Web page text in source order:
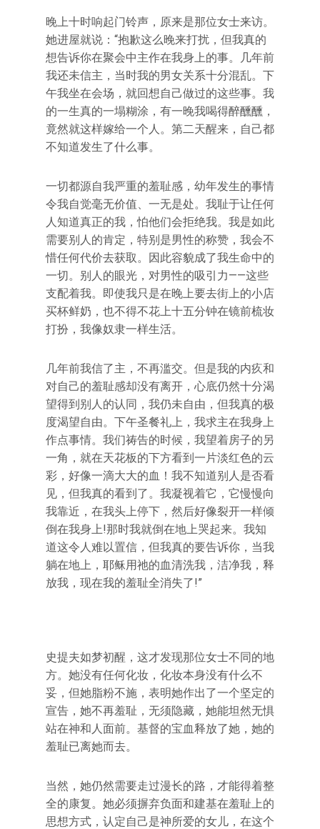
晚上十时响起门铃声，原来是那位女士来访。
她进屋就说：“抱歉这么晚来打扰，但我真的
想告诉你在聚会中主作在我身上的事。几年前
我还未信主，当时我的男女关系十分混乱。下
午我坐在会场，就回想自己做过的这些事。我
的一生真的一塌糊涂，有一晚我喝得醉醺醺，
竟然就这样嫁给一个人。第二天醒来，自己都
不知道发生了什么事。
一切都源自我严重的羞耻感，幼年发生的事情
令我自觉毫无价值、一无是处。我耻于让任何
人知道真正的我，怕他们会拒绝我。我是如此
需要别人的肯定，特别是男性的称赞，我会不
惜任何代价去获取。因此容貌成了我生命中的
一切。别人的眼光，对男性的吸引力——这些
支配着我。即使我只是在晚上要去街上的小店
买杯鲜奶，也不得不花上十五分钟在镜前梳妆
打扮，我像奴隶一样生活。
几年前我信了主，不再滥交。但是我的内疚和
对自己的羞耻感却没有离开，心底仍然十分渴
望得到别人的认同，我仍未自由，但我真的极
度渴望自由。下午圣餐礼上，我求主在我身上
作点事情。我们祷告的时候，我望着房子的另
一角，就在天花板的下方看到一片淡红色的云
彩，好像一滴大大的血！我不知道别人是否看
见，但我真的看到了。我凝视着它，它慢慢向
我靠近，在我头上停下，然后好像裂开一样倾
倒在我身上!那时我就倒在地上哭起来。我知
道这令人难以置信，但我真的要告诉你，当我
躺在地上，耶稣用祂的血清洗我，洁净我，释
放我，现在我的羞耻全消失了!”
史提夫如梦初醒，这才发现那位女士不同的地
方。她没有任何化妆，化妆本身没有什么不
妥，但她脂粉不施，表明她作出了一个坚定的
宣告，她不再羞耻，无须隐藏，她能坦然无惧
站在神和人面前。基督的宝血释放了她，她的
羞耻已离她而去。
当然，她仍然需要走过漫长的路，才能得着整
全的康复。她必须摒弃负面和建基在羞耻上的
思想方式，认定自己是神所爱的女儿，在这个